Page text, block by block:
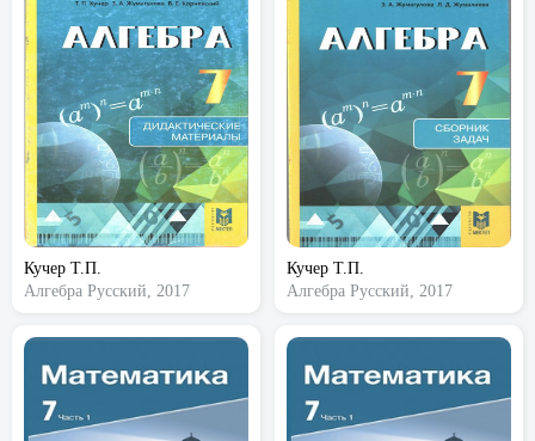
Кучер Т.П.
Алгебра Русский, 2017
Кучер Т.П.
Алгебра Русский, 2017